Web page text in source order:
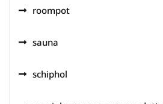
roompot
sauna
schiphol